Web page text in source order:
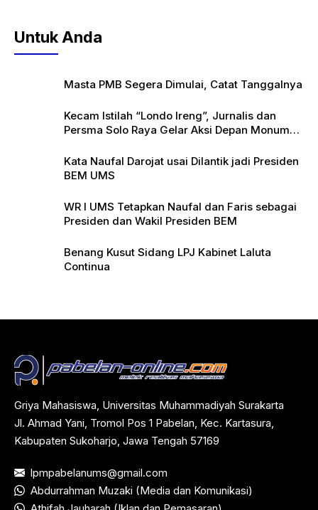
Untuk Anda
Masta PMB Segera Dimulai, Catat Tanggalnya
Kecam Istilah “Londo Ireng”, Jurnalis dan
Persma Solo Raya Gelar Aksi Depan Monumen
Kata Naufal Darojat usai Dilantik jadi Presiden
BEM UMS
WR I UMS Tetapkan Naufal dan Faris sebagai
Presiden dan Wakil Presiden BEM
Benang Kusut Sidang LPJ Kabinet Laluta
Continua
Griya Mahasiswa, Universitas Muhammadiyah Surakarta
Jl. Ahmad Yani, Tromol Pos 1 Pabelan, Kec. Kartasura,
Kabupaten Sukoharjo, Jawa Tengah 57169
lpmpabelanums@gmail.com
Abdurrahman Muzaki (Media dan Komunikasi)